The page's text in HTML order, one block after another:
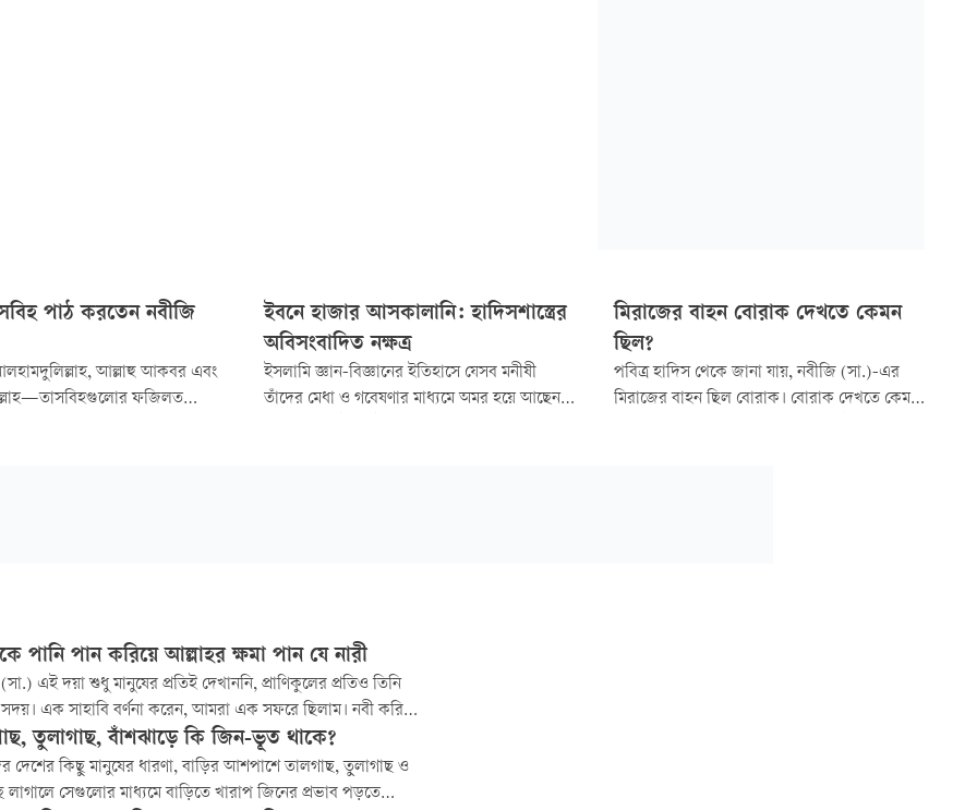
পাঠ করতেন নবীজি
আল্লাহু আকবর এবং
ফজিলত
ইবনে হাজার আসকালানি: হাদিসশাস্ত্রের
অবিসংবাদিত নক্ষত্র
ইসলামি জ্ঞান-বিজ্ঞানের ইতিহাসে যেসব মনীষী
তাঁদের মেধা ও গবেষণার মাধ্যমে অমর হয়ে আছেন,
মিরাজের বাহন বোরাক দেখতে কেমন
ছিল?
পবিত্র হাদিস থেকে জানা যায়, নবীজি (সা.)-এর
মিরাজের বাহন ছিল বোরাক। বোরাক দেখতে কেমন
পানি পান করিয়ে আল্লাহর ক্ষমা পান যে নারী
এই দয়া শুধু মানুষের প্রতিই দেখাননি, প্রাণিকুলের প্রতিও তিনি
এক সাহাবি বর্ণনা করেন, আমরা এক সফরে ছিলাম। নবী করিম
দূরে গেলে আমরা একটি পাখি ও তার দুটি ছানা ধরে
পাখিটি আমাদের ওপর চক্কর দিয়ে ডানা ঝাপটে কষ্ট প্রকাশ
তুলাগাছ, বাঁশঝাড়ে কি জিন-ভূত থাকে?
দেশের কিছু মানুষের ধারণা, বাড়ির আশপাশে তালগাছ, তুলাগাছ ও
লাগালে সেগুলোর মাধ্যমে বাড়িতে খারাপ জিনের প্রভাব পড়তে